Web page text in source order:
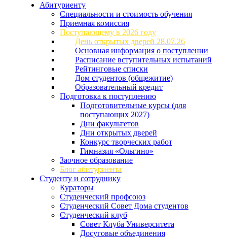
Абитуриенту
Специальности и стоимость обучения
Приемная комиссия
Поступающему в 2026 году
День открытых дверей 28.07.26
Основная информация о поступлении
Расписание вступительных испытаний
Рейтинговые списки
Дом студентов (общежитие)
Образовательный кредит
Подготовка к поступлению
Подготовительные курсы (для
поступающих 2027)
Дни факультетов
Дни открытых дверей
Конкурс творческих работ
Гимназия «Ольгино»
Заочное образование
Блог абитуриента
Студенту и сотруднику
Кураторы
Студенческий профсоюз
Студенческий Совет Дома студентов
Студенческий клуб
Совет Клуба Университета
Досуговые объединения